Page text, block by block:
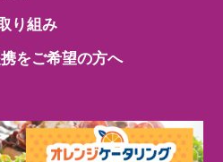
り組み
をご希望の方へ